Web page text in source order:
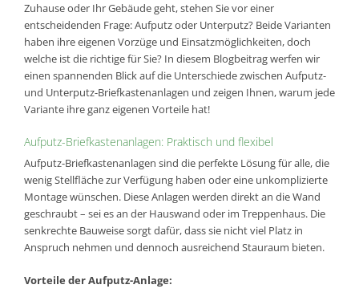
Zuhause oder Ihr Gebäude geht, stehen Sie vor einer
entscheidenden Frage: Aufputz oder Unterputz? Beide Varianten
haben ihre eigenen Vorzüge und Einsatzmöglichkeiten, doch
welche ist die richtige für Sie? In diesem Blogbeitrag werfen wir
einen spannenden Blick auf die Unterschiede zwischen Aufputz-
und Unterputz-Briefkastenanlagen und zeigen Ihnen, warum jede
Variante ihre ganz eigenen Vorteile hat!
Aufputz-Briefkastenanlagen: Praktisch und flexibel
Aufputz-Briefkastenanlagen sind die perfekte Lösung für alle, die
wenig Stellfläche zur Verfügung haben oder eine unkomplizierte
Montage wünschen. Diese Anlagen werden direkt an die Wand
geschraubt – sei es an der Hauswand oder im Treppenhaus. Die
senkrechte Bauweise sorgt dafür, dass sie nicht viel Platz in
Anspruch nehmen und dennoch ausreichend Stauraum bieten.
Vorteile der Aufputz-Anlage: